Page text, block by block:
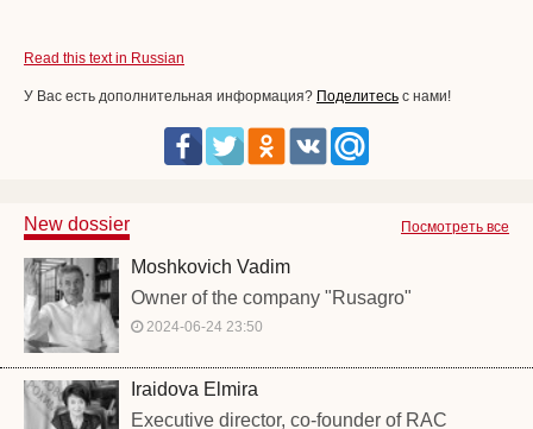
Read this text in Russian
У Вас есть дополнительная информация? Поделитесь с нами!
Посмотреть все
New dossier
Moshkovich Vadim
Owner of the company "Rusagro"
2024-06-24 23:50
Iraidova Elmira
Executive director, co-founder of RAC